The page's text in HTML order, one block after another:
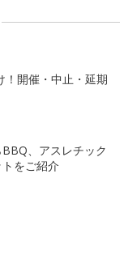
！開催・中止・延期
、アスレチック
をご紹介